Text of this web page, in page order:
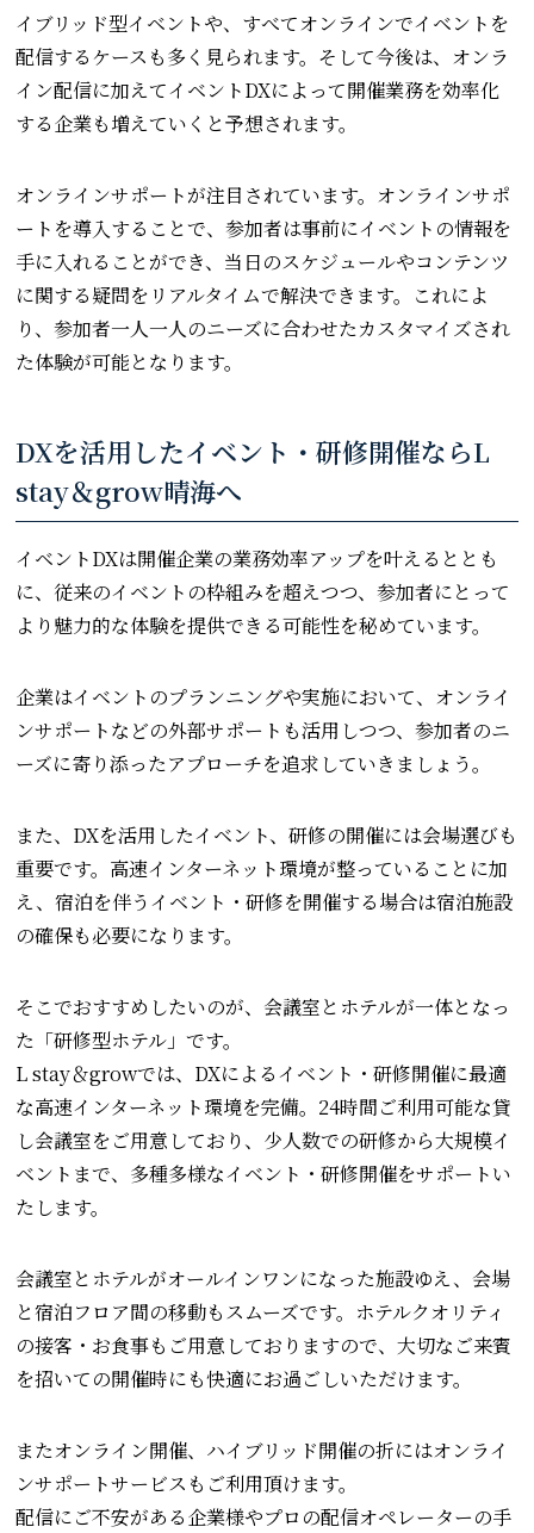
イブリッド型イベントや、すべてオンラインでイベントを
配信するケースも多く見られます。そして今後は、オンラ
イン配信に加えてイベントDXによって開催業務を効率化
する企業も増えていくと予想されます。
オンラインサポートが注目されています。オンラインサポ
ートを導入することで、参加者は事前にイベントの情報を
手に入れることができ、当日のスケジュールやコンテンツ
に関する疑問をリアルタイムで解決できます。これによ
り、参加者一人一人のニーズに合わせたカスタマイズされ
た体験が可能となります。
DXを活用したイベント・研修開催ならL
stay＆grow晴海へ
イベントDXは開催企業の業務効率アップを叶えるととも
に、従来のイベントの枠組みを超えつつ、参加者にとって
より魅力的な体験を提供できる可能性を秘めています。
企業はイベントのプランニングや実施において、オンライ
ンサポートなどの外部サポートも活用しつつ、参加者のニ
ーズに寄り添ったアプローチを追求していきましょう。
また、DXを活用したイベント、研修の開催には会場選びも
重要です。高速インターネット環境が整っていることに加
え、宿泊を伴うイベント・研修を開催する場合は宿泊施設
の確保も必要になります。
そこでおすすめしたいのが、会議室とホテルが一体となっ
た「研修型ホテル」です。
L stay＆growでは、DXによるイベント・研修開催に最適
な高速インターネット環境を完備。24時間ご利用可能な貸
し会議室をご用意しており、少人数での研修から大規模イ
ベントまで、多種多様なイベント・研修開催をサポートい
たします。
会議室とホテルがオールインワンになった施設ゆえ、会場
と宿泊フロア間の移動もスムーズです。ホテルクオリティ
の接客・お食事もご用意しておりますので、大切なご来賓
を招いての開催時にも快適にお過ごしいただけます。
またオンライン開催、ハイブリッド開催の折にはオンライ
ンサポートサービスもご利用頂けます。
配信にご不安がある企業様やプロの配信オペレーターの手